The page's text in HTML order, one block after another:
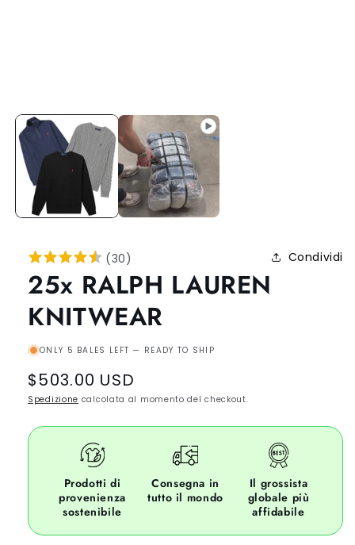
(30) Condividi
25x RALPH LAUREN
KNITWEAR
ONLY 5 BALES LEFT — READY TO SHIP
Regular
price
$503.00 USD
Spedizione calcolata al momento del checkout.
Prodotti di
provenienza
sostenibile
Consegna in
tutto il mondo
Il grossista
globale più
affidabile